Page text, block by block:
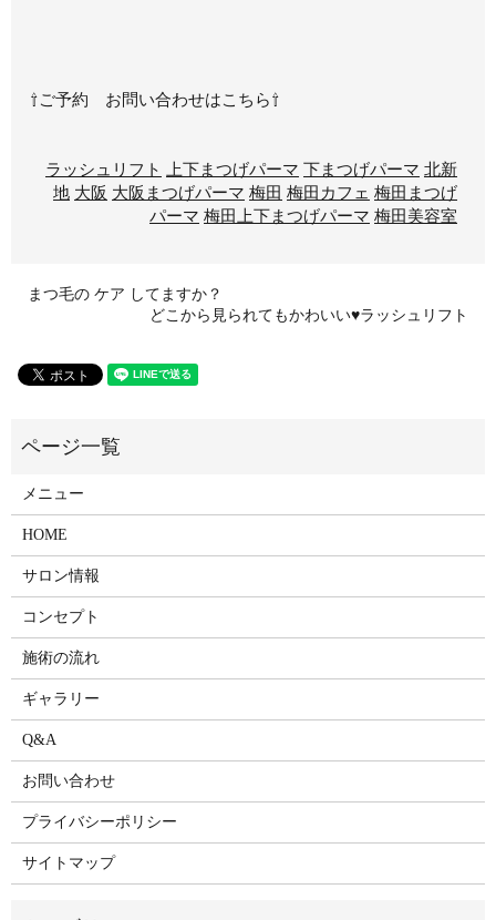
⇧ご予約 お問い合わせはこちら⇧
ラッシュリフト 上下まつげパーマ 下まつげパーマ 北新
地 大阪 大阪まつげパーマ 梅田 梅田カフェ 梅田まつげ
パーマ 梅田上下まつげパーマ 梅田美容室
まつ毛の ケア してますか？
どこから見られてもかわいい♥ラッシュリフト
メニュー
HOME
サロン情報
コンセプト
施術の流れ
ギャラリー
Q&A
お問い合わせ
プライバシーポリシー
サイトマップ